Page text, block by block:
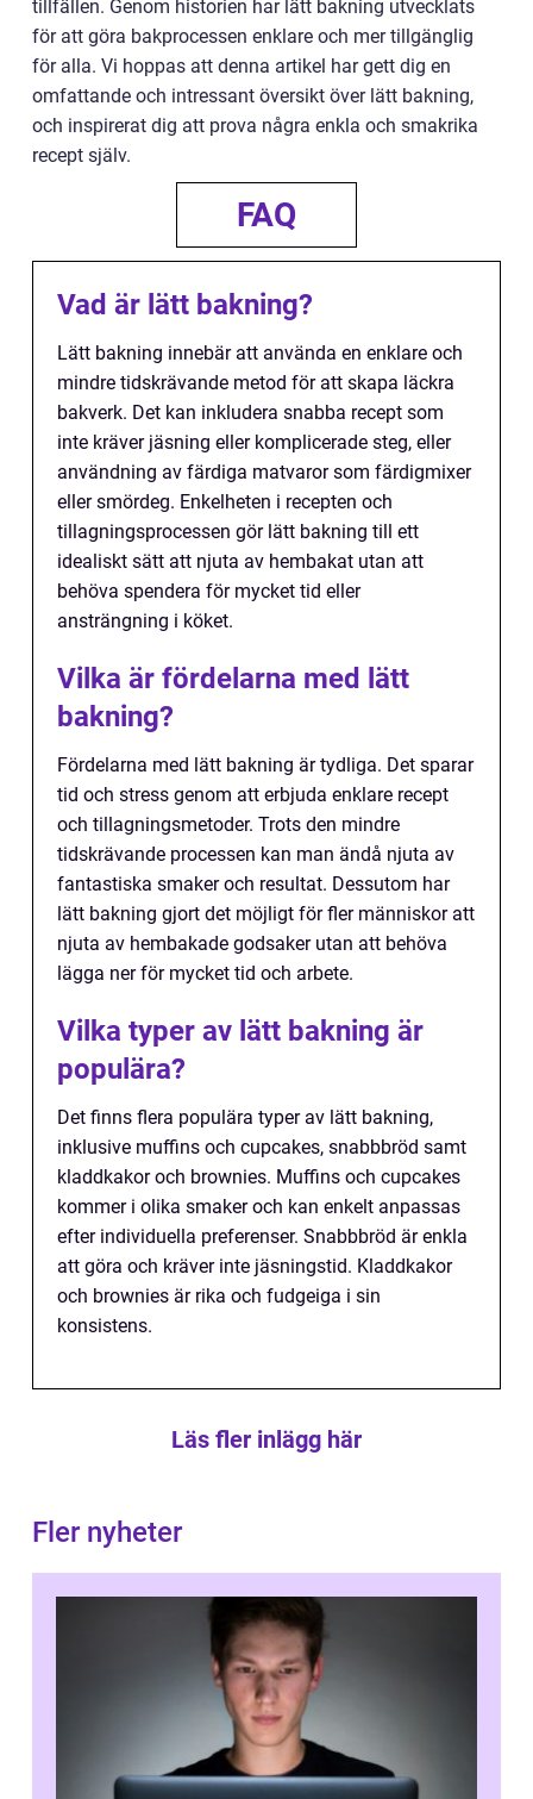
tillfällen. Genom historien har lätt bakning utvecklats
för att göra bakprocessen enklare och mer tillgänglig
för alla. Vi hoppas att denna artikel har gett dig en
omfattande och intressant översikt över lätt bakning,
och inspirerat dig att prova några enkla och smakrika
recept själv.
FAQ
Vad är lätt bakning?
Lätt bakning innebär att använda en enklare och
mindre tidskrävande metod för att skapa läckra
bakverk. Det kan inkludera snabba recept som
inte kräver jäsning eller komplicerade steg, eller
användning av färdiga matvaror som färdigmixer
eller smördeg. Enkelheten i recepten och
tillagningsprocessen gör lätt bakning till ett
idealiskt sätt att njuta av hembakat utan att
behöva spendera för mycket tid eller
ansträngning i köket.
Vilka är fördelarna med lätt
bakning?
Fördelarna med lätt bakning är tydliga. Det sparar
tid och stress genom att erbjuda enklare recept
och tillagningsmetoder. Trots den mindre
tidskrävande processen kan man ändå njuta av
fantastiska smaker och resultat. Dessutom har
lätt bakning gjort det möjligt för fler människor att
njuta av hembakade godsaker utan att behöva
lägga ner för mycket tid och arbete.
Vilka typer av lätt bakning är
populära?
Det finns flera populära typer av lätt bakning,
inklusive muffins och cupcakes, snabbbröd samt
kladdkakor och brownies. Muffins och cupcakes
kommer i olika smaker och kan enkelt anpassas
efter individuella preferenser. Snabbbröd är enkla
att göra och kräver inte jäsningstid. Kladdkakor
och brownies är rika och fudgeiga i sin
konsistens.
Läs fler inlägg här
Fler nyheter